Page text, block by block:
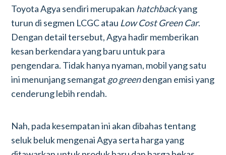
Toyota Agya sendiri merupakan hatchbackyang
turun di segmen LCGC atau Low Cost Green Car.
Dengan detail tersebut, Agya hadir memberikan
kesan berkendara yang baru untuk para
pengendara. Tidak hanya nyaman, mobil yang satu
ini menunjang semangat go greendengan emisi yang
cenderung lebih rendah.
Nah, pada kesempatan ini akan dibahas tentang
seluk beluk mengenai Agya serta harga yang